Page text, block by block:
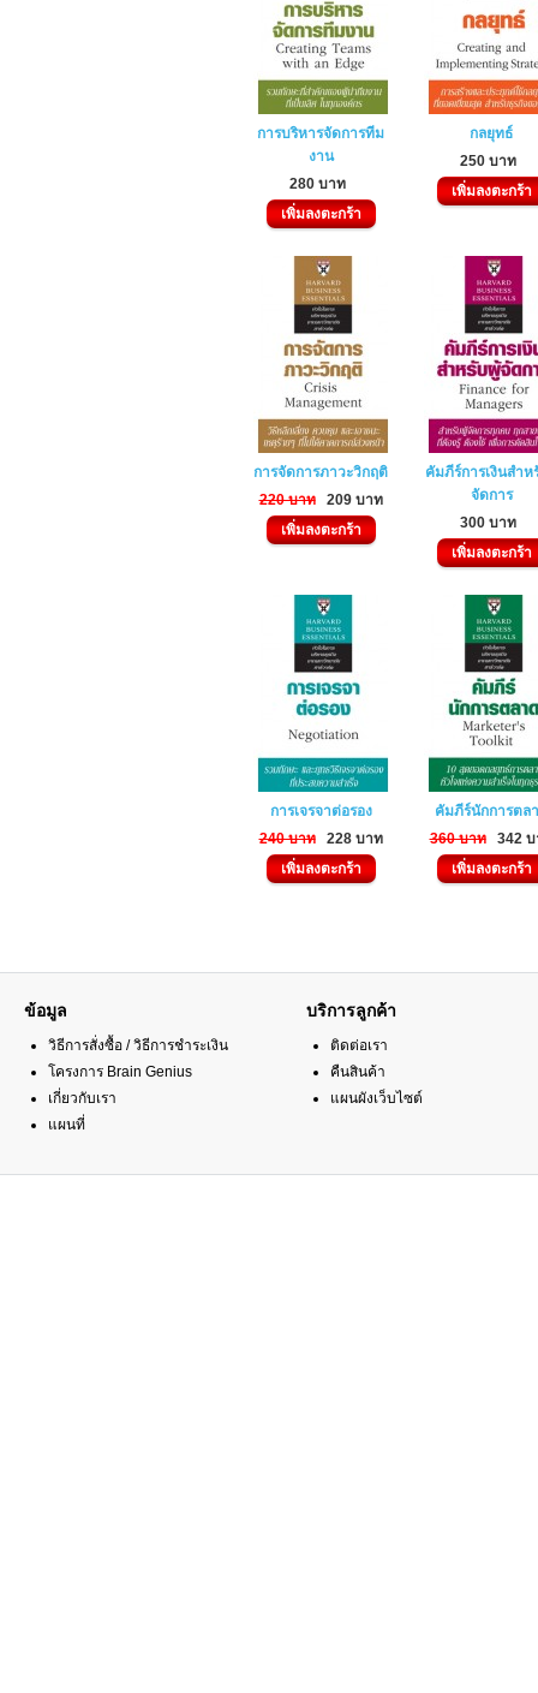
การบริหารจัดการทีม
งาน
280 บาท
เพิ่มลงตะกร้า
กลยุทธ์
250 บาท
เพิ่มลงตะกร้า
การจัดการภาวะวิกฤติ
220 บาท
209 บาท
เพิ่มลงตะกร้า
คัมภีร์การเงินสำห
จัดการ
300 บาท
เพิ่มลงตะกร้า
การเจรจาต่อรอง
240 บาท
228 บาท
เพิ่มลงตะกร้า
คัมภีร์นักการตล
360 บาท
342
เพิ่มลงตะกร้า
ข้อมูล
วิธีการสั่งซื้อ / วิธีการชำระเงิน
โครงการ Brain Genius
เกี่ยวกับเรา
แผนที่
บริการลูกค้า
ติดต่อเรา
คืนสินค้า
แผนผังเว็บไซต์